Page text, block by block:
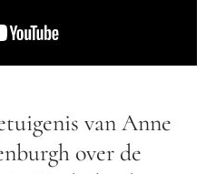
van Anne
over de